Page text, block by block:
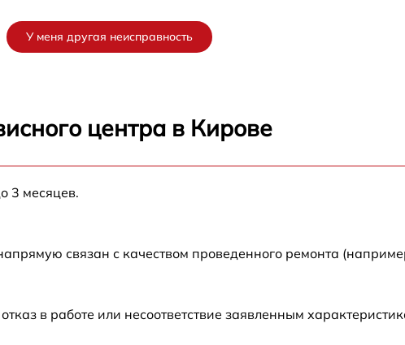
У меня другая неисправность
центра в Кирове
3 месяцев.
связан с качеством проведенного ремонта
в работе или несоответствие заявленным